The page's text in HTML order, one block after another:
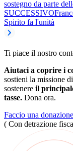
sostegno da parte
SUCCESSIVO
Spirito fa l'unità
Ti piace il nostro
Aiutaci a coprire i
sostieni la missione
sostenere il
tasse. Dona ora.
Faccio una
( Con detrazione